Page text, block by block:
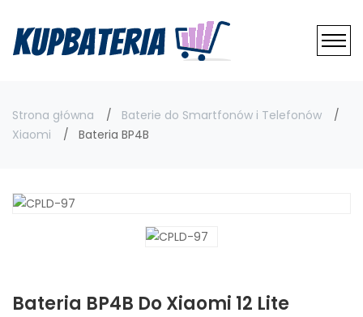
Strona główna
Baterie do Smartfonów i Telefonów
Xiaomi
Bateria BP4B
Bateria BP4B Do Xiaomi 12 Lite